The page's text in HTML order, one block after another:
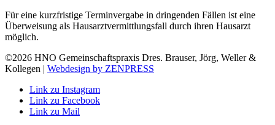
Für eine kurzfristige Terminvergabe in dringenden Fällen ist eine
Überweisung als Hausarztvermittlungsfall durch ihren Hausarzt
möglich.
©2026 HNO Gemeinschaftspraxis Dres. Brauser, Jörg, Weller &
Kollegen | Webdesign by ZENPRESS
Link zu Instagram
Link zu Facebook
Link zu Mail